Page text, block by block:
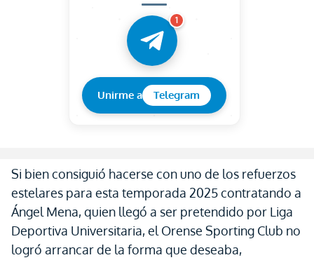
1
Unirme a Telegram
Si bien consiguió hacerse con uno de los refuerzos
estelares para esta temporada 2025 contratando a
Ángel Mena, quien llegó a ser pretendido por Liga
Deportiva Universitaria, el Orense Sporting Club no
logró arrancar de la forma que deseaba,